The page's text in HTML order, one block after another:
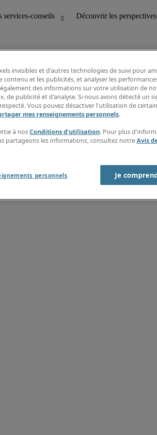
Découvrir les perspectives
Répertoire d’emplois
Guide salarial
Rapports de temps
Contactez-nous
invisibles et d'autres technologies de suivi pour
contenu et les publicités, et analyser les
des informations sur votre utilisation de
de publicité et d'analyse. Si nous avons détecté un
Vous pouvez désactiver l'utilisation de
mes renseignements personnels.
à nosConditions d'utilisation. Pour plus
partageons les informations, consultez notreAvis
personnels Je